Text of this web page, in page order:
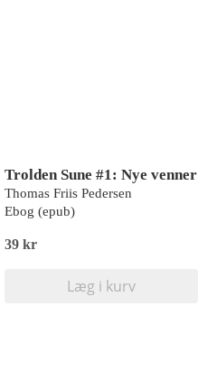
Trolden Sune #1: Nye venner
Thomas Friis Pedersen
Ebog (epub)
39 kr
Læg i kurv